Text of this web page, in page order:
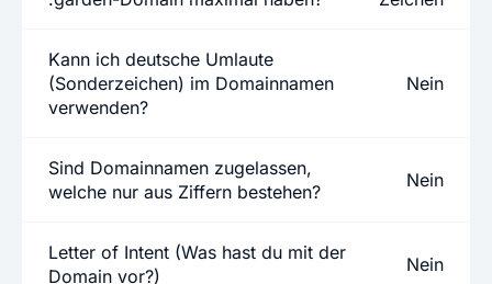
Kann ich deutsche Umlaute
(Sonderzeichen) im Domainnamen
verwenden?
Nein
Sind Domainnamen zugelassen,
welche nur aus Ziffern bestehen?
Nein
Letter of Intent (Was hast du mit der
Domain vor?)
Nein